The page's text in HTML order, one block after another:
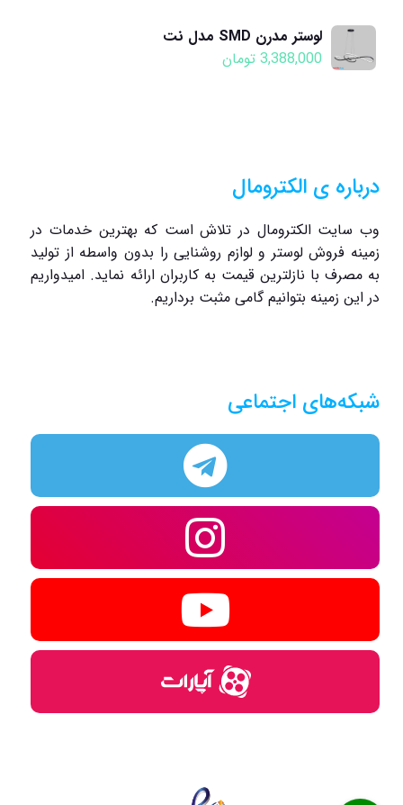
لوستر مدرن SMD مدل نت
3,388,000 تومان
درباره ی الکترومال
وب سایت الکترومال در تلاش است که بهترین خدمات در
زمینه فروش لوستر و لوازم روشنایی را بدون واسطه از تولید
به مصرف با نازلترین قیمت به کاربران ارائه نماید. امیدواریم
در این زمینه بتوانیم گامی مثبت برداریم.
شبکه‌های اجتماعی